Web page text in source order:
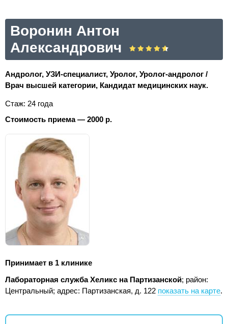
Воронин Антон
Александрович
Андролог, УЗИ-специалист, Уролог, Уролог-андролог /
Врач высшей категории, Кандидат медицинских наук.
Стаж: 24 года
Стоимость приема — 2000 р.
Принимает в 1 клинике
Лабораторная служба Хеликс на Партизанской; район:
Центральный; адрес: Партизанская, д. 122 показать на карте.